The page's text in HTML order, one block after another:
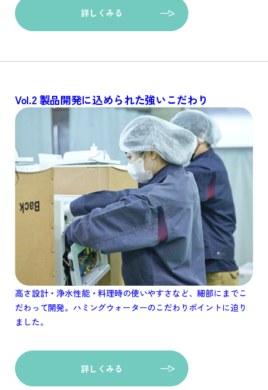
詳しくみる
Vol.2製品開発に込められた強いこだわり
高さ設計・浄水性能・料理時の使いやすさなど、細部にまでこ
だわって開発。ハミングウォーターのこだわりポイントに迫り
ました。
詳しくみる